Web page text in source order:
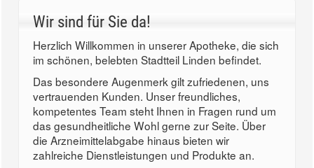
Wir sind für Sie da!
Herzlich Willkommen in unserer Apotheke, die sich
im schönen, belebten Stadtteil Linden befindet.
Das besondere Augenmerk gilt zufriedenen, uns
vertrauenden Kunden. Unser freundliches,
kompetentes Team steht Ihnen in Fragen rund um
das gesundheitliche Wohl gerne zur Seite. Über
die Arzneimittelabgabe hinaus bieten wir
zahlreiche Dienstleistungen und Produkte an.